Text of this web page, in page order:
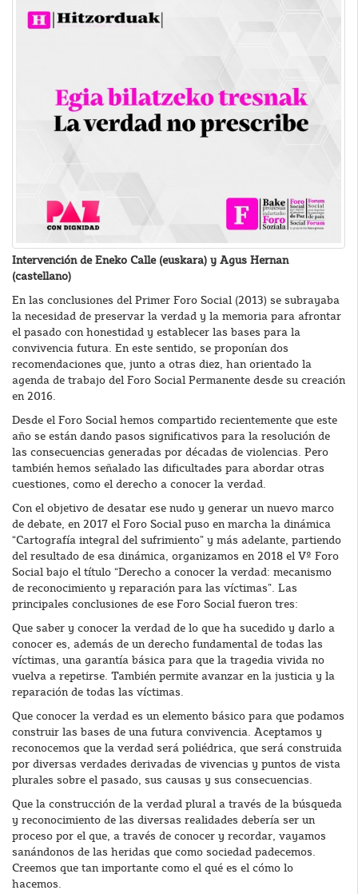
Intervención de Eneko Calle (euskara) y Agus Hernan
(castellano)
En las conclusiones del Primer Foro Social (2013) se subrayaba
la necesidad de preservar la verdad y la memoria para afrontar
el pasado con honestidad y establecer las bases para la
convivencia futura. En este sentido, se proponían dos
recomendaciones que, junto a otras diez, han orientado la
agenda de trabajo del Foro Social Permanente desde su creación
en 2016.
Desde el Foro Social hemos compartido recientemente que este
año se están dando pasos significativos para la resolución de
las consecuencias generadas por décadas de violencias. Pero
también hemos señalado las dificultades para abordar otras
cuestiones, como el derecho a conocer la verdad.
Con el objetivo de desatar ese nudo y generar un nuevo marco
de debate, en 2017 el Foro Social puso en marcha la dinámica
“Cartografía integral del sufrimiento” y más adelante, partiendo
del resultado de esa dinámica, organizamos en 2018 el Vº Foro
Social bajo el título “Derecho a conocer la verdad: mecanismo
de reconocimiento y reparación para las víctimas”. Las
principales conclusiones de ese Foro Social fueron tres:
Que saber y conocer la verdad de lo que ha sucedido y darlo a
conocer es, además de un derecho fundamental de todas las
víctimas, una garantía básica para que la tragedia vivida no
vuelva a repetirse. También permite avanzar en la justicia y la
reparación de todas las víctimas.
Que conocer la verdad es un elemento básico para que podamos
construir las bases de una futura convivencia. Aceptamos y
reconocemos que la verdad será poliédrica, que será construida
por diversas verdades derivadas de vivencias y puntos de vista
plurales sobre el pasado, sus causas y sus consecuencias.
Que la construcción de la verdad plural a través de la búsqueda
y reconocimiento de las diversas realidades debería ser un
proceso por el que, a través de conocer y recordar, vayamos
sanándonos de las heridas que como sociedad padecemos.
Creemos que tan importante como el qué es el cómo lo
hacemos.